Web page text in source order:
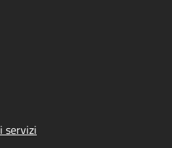
servizi